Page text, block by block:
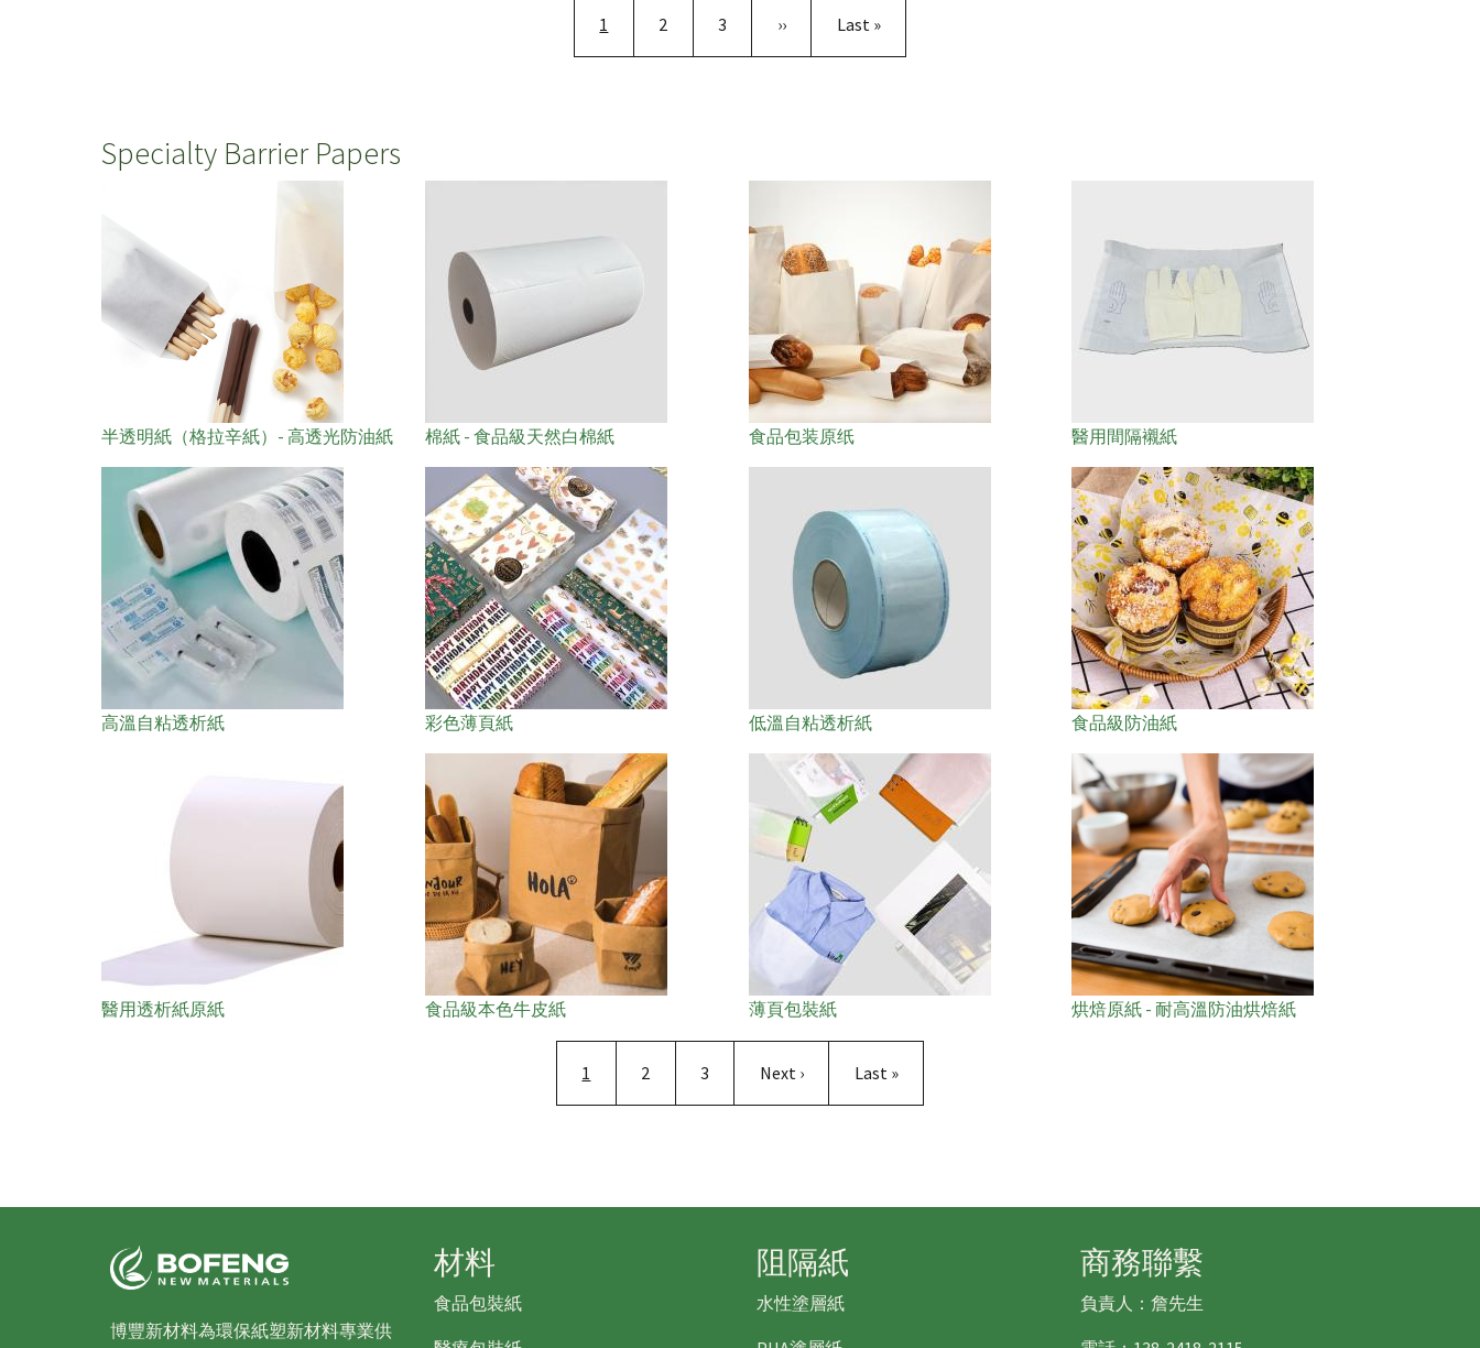
目前頁面
1 頁面
2 頁面
3 下一頁
›› Last page
Last »
Specialty Barrier Papers
半透明紙（格拉辛紙）- 高透光防油紙 棉紙 - 食品級天然白棉紙 食品包装原纸 醫用間隔襯紙
高溫自粘透析紙 彩色薄頁紙 低溫自粘透析紙 食品級防油紙
醫用透析紙原紙 食品級本色牛皮紙 薄頁包裝紙 烘焙原紙 - 耐高溫防油烘焙紙
Pagination
目前頁面
1 頁面
2 頁面
3 下一頁
Next › Last page
Last »
博豐新材料為環保紙塑新材料專業供
材料
食品包裝紙
阻隔紙
水性塗層紙
商務聯繫
負責人：詹先生